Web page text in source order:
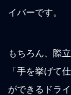
イバーです。
もちろん、際
「手を挙げて
ができるドラ